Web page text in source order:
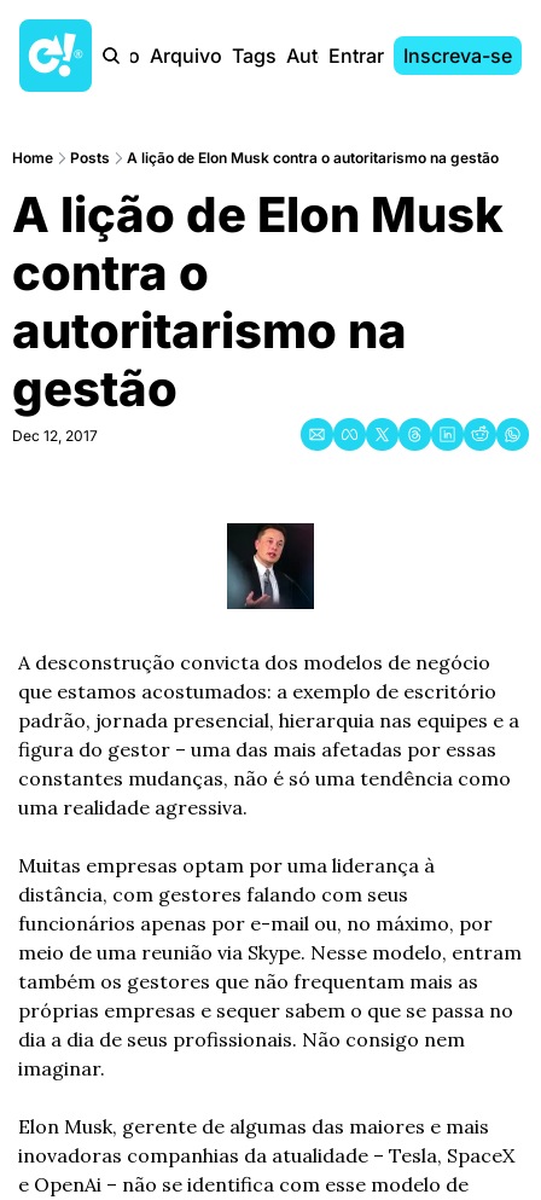
Início Arquivo Tags AutoresEntrar Inscreva-se
Home Posts A lição de Elon Musk contra o autoritarismo na gestão
A lição de Elon Musk
contra o
autoritarismo na
gestão
Dec 12, 2017
A desconstrução convicta dos modelos de negócio
que estamos acostumados: a exemplo de escritório
padrão, jornada presencial, hierarquia nas equipes e a
figura do gestor – uma das mais afetadas por essas
constantes mudanças, não é só uma tendência como
uma realidade agressiva.
Muitas empresas optam por uma liderança à
distância, com gestores falando com seus
funcionários apenas por e-mail ou, no máximo, por
meio de uma reunião via Skype. Nesse modelo, entram
também os gestores que não frequentam mais as
próprias empresas e sequer sabem o que se passa no
dia a dia de seus profissionais. Não consigo nem
imaginar.
Elon Musk, gerente de algumas das maiores e mais
inovadoras companhias da atualidade – Tesla, SpaceX
e OpenAi – não se identifica com esse modelo de